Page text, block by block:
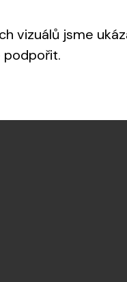
vizuálů jsme
podpořit.